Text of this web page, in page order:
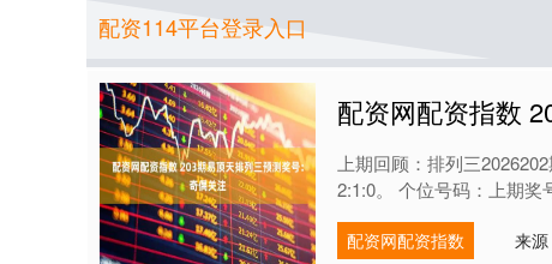
配资114平台登录入口
配资网配资指数
上期回顾：排列三
2:1:0。 个位号码：上期奖
配资网配资指数 来